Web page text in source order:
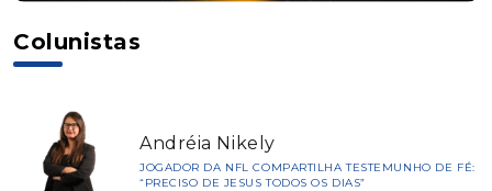
Colunistas
Andréia Nikely
JOGADOR DA NFL COMPARTILHA TESTEMUNHO DE FÉ:
“PRECISO DE JESUS TODOS OS DIAS”